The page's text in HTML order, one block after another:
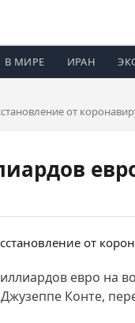
В МИРЕ ИРАН
от
евро на
Конте,